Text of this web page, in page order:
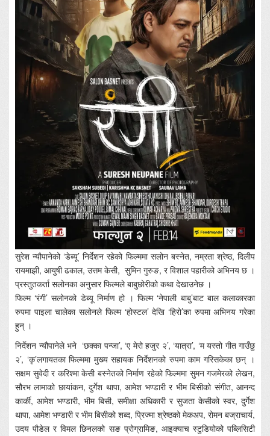
सुरेश न्यौपानेको ‘डेब्यू’ निर्देशन रहेको फिल्ममा सलोन बस्नेत, नम्रता श्रेष्ठ, दिलीप
रायमाझी, आयुषी ढकाल, उत्तम केसी, सुमिन गुरुङ, र विशाल पहारीको अभिनय छ ।
प्रस्तुतकर्ता सलोनका अनुसार फिल्मले बाबुछोरीको कथा देखाउनेछ ।
फिल्म ‘रंगी’ सलोनको डेब्यू निर्माण हो । फिल्म ‘नेपाली बाबु’बाट बाल कलाकारका
रुपमा पाइला चालेका सलोनले फिल्म ‘होस्टल’ देखि ‘हिरो’का रुपमा अभिनय गरेका
हुन् ।
निर्देशन न्यौपानेले भने ‘छक्का पन्जा’, ‘ए मेरो हजुर २’, ‘यात्रा’, ‘म यस्तो गीत गाउँछु
२’, ‘कृ’लगायतका फिल्ममा मुख्य सहायक निर्देशनको रुपमा काम गरिसकेका छन् ।
सक्षम सुवेदी र करिश्मा केसी बस्नेतको निर्माण रहेको फिल्ममा सुमन गजमेरको लेखन,
सौरभ लामाको छायांकन, दुर्गेश थापा, आमेश भण्डारी र भीम बिसीको संगीत, आनन्द
कार्की, आमेश भण्डारी, भीम बिसी, समीक्षा अधिकारी र सुजता केसीको स्वर, दुर्गेश
थापा, आमेश भण्डारी र भीम बिसीको शब्द, प्रिज्मा श्रेष्ठको मेकअप, रोमन बज्राचार्य,
उदय पौडेल र विमल छिनलको सङ प्रोग्रामिङ, आइक्याच स्टुडियोको पब्लिसिटी